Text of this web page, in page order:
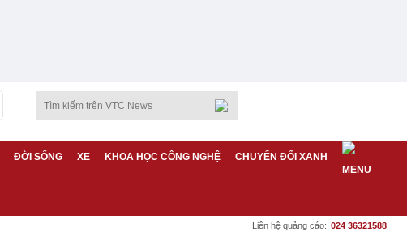
ĐỜI SỐNG XE KHOA HỌC CÔNG NGHỆ CHUYỂN ĐỔI XANH
Liên hệ quảng cáo: 024 36321588